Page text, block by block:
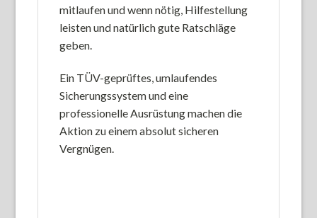
mitlaufen und wenn nötig, Hilfestellung
leisten und natürlich gute Ratschläge
geben.
Ein TÜV-geprüftes, umlaufendes
Sicherungssystem und eine
professionelle Ausrüstung machen die
Aktion zu einem absolut sicheren
Vergnügen.